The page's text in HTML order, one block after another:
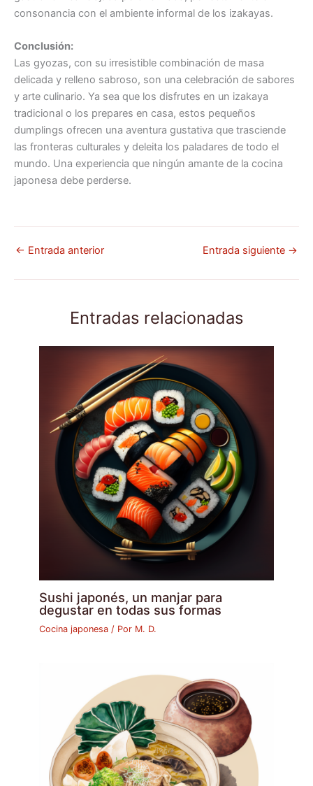
consonancia con el ambiente informal de los izakayas.
Conclusión:
Las gyozas, con su irresistible combinación de masa
delicada y relleno sabroso, son una celebración de sabores
y arte culinario. Ya sea que los disfrutes en un izakaya
tradicional o los prepares en casa, estos pequeños
dumplings ofrecen una aventura gustativa que trasciende
las fronteras culturales y deleita los paladares de todo el
mundo. Una experiencia que ningún amante de la cocina
japonesa debe perderse.
← Entrada anterior Entrada siguiente →
Entradas relacionadas
Sushi japonés, un manjar para
degustar en todas sus formas
Cocina japonesa / Por M. D.